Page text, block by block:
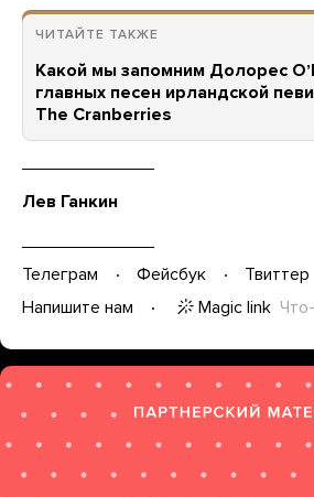
ЧИТАЙТЕ ТАКЖЕ
Какой мы запомним Долорес
главных песен ирландской
The Cranberries
Лев Ганкин
Телеграм Фейсбук Твиттер
Напишите нам
Magic link